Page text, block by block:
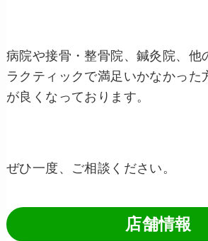
病院や接骨・整骨院、鍼灸院、他
ラクティックで満足いかなかった
が良くなっております。
ぜひ一度、ご相談ください。
店舗情報